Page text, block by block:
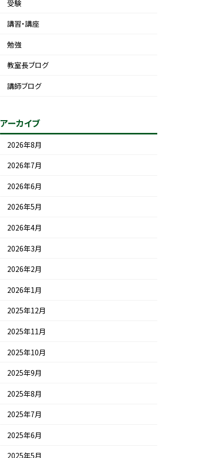
受験
講習・講座
勉強
教室長ブログ
講師ブログ
アーカイブ
2026年8月
2026年7月
2026年6月
2026年5月
2026年4月
2026年3月
2026年2月
2026年1月
2025年12月
2025年11月
2025年10月
2025年9月
2025年8月
2025年7月
2025年6月
2025年5月